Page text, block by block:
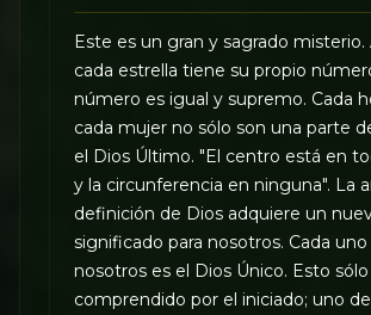
Este es un gran y sagrado misterio.
cada estrella tiene su propio
número es igual y supremo. Cada
cada mujer no sólo son una parte
el Dios Último. "El centro está en
y la circunferencia en ninguna". La
definición de Dios adquiere un
significado para nosotros. Cada uno
nosotros es el Dios Único. Esto
comprendido por el iniciado; uno